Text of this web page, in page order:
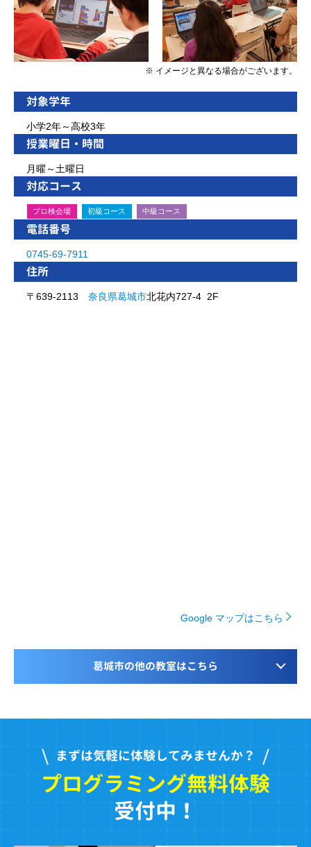
※ イメージと異なる場合がございます。
対象学年
小学2年～高校3年
授業曜日・時間
月曜～土曜日
対応コース
プロ検会場 初級コース 中級コース
電話番号
0745-69-7911
住所
〒639-2113 奈良県葛城市北花内727-4 2F
Google マップはこちら
葛城市の他の教室はこちら
まずは気軽に体験してみませんか？
プログラミング無料体験
受付中！